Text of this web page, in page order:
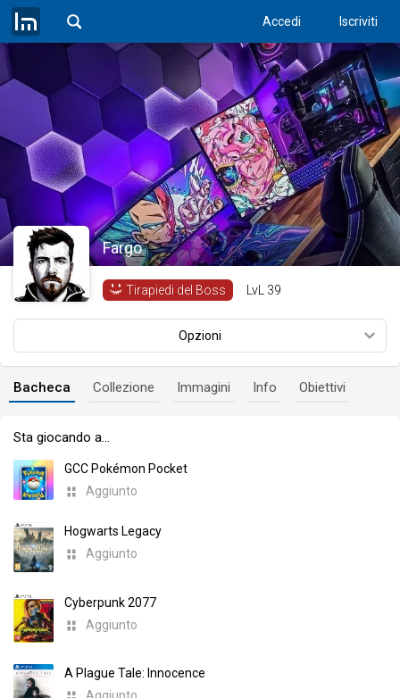
Accedi Iscriviti
Fargo
Tirapiedi del Boss LvL 39
Opzioni
Bacheca Collezione Immagini Info Obiettivi
Sta giocando a…
GCC Pokémon Pocket
Aggiunto
Hogwarts Legacy
Aggiunto
Cyberpunk 2077
Aggiunto
A Plague Tale: Innocence
Aggiunto